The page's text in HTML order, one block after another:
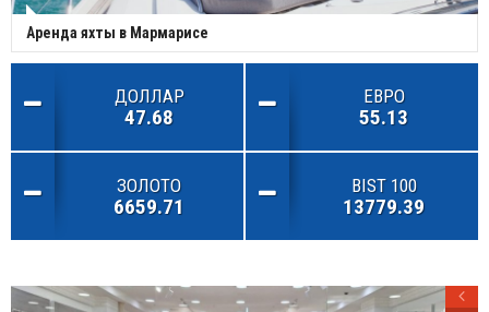
Аренда яхты в Мармарисе
ДОЛЛАР
47.68
ЕВРО
55.13
ЗОЛОТО
6659.71
BIST 100
13779.39